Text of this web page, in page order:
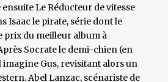
ensuite Le Réducteur de vitesse
Isaac le pirate, série dont le
prix du meilleur album à
Socrate le demi-chien (en
Gus, revisitant alors un
Abel Lanzac, scénariste de